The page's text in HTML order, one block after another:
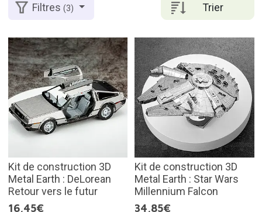
Trier
Filtres(3)
Kit de construction 3D
Metal Earth : DeLorean
Retour vers le futur
16,45€
Kit de construction 3D
Metal Earth : Star Wars
Millennium Falcon
34,85€